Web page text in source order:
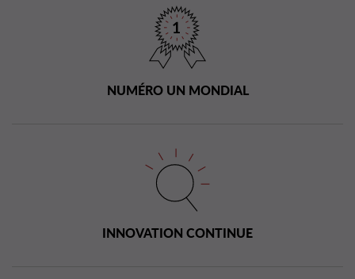
NUMÉRO UN MONDIAL
INNOVATION CONTINUE